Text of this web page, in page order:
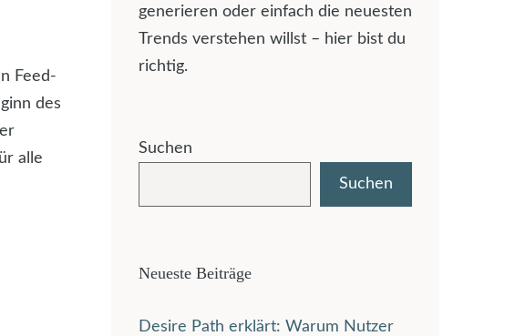
Feed-
des
alle
generieren oder einfach die neuesten
Trends verstehen willst – hier bist du
richtig.
Suchen
Suchen
Neueste Beiträge
Desire Path erklärt: Warum Nutzer